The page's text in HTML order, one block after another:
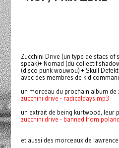
Zucchini Drive (un type de stacs of
speak)+ Nomad (du collectif
(disco punk wouwou) + Skull
avec des membres de kid
un morceau du prochain album de
zucchini drive - radicaldays.mp3
un extrait de being kurtwood, leur
zucchini drive - banned from
et aussi des morceaux de